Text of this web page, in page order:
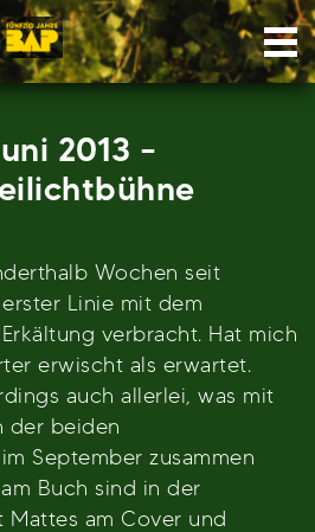
2013 –
Wochen seit
Linie mit dem
verbracht. Hat mich
erwischt als erwartet.
auch allerlei, was mit
der beiden
September zusammen
Buch sind in der
Mattes am Cover und